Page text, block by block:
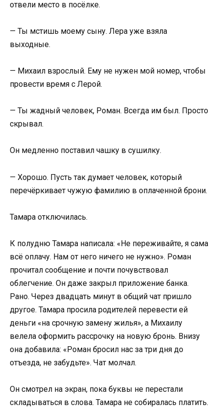
отвели место в посёлке.
— Ты мстишь моему сыну. Лера уже взяла
выходные.
— Михаил взрослый. Ему не нужен мой номер, чтобы
провести время с Лерой.
— Ты жадный человек, Роман. Всегда им был. Просто
скрывал.
Он медленно поставил чашку в сушилку.
— Хорошо. Пусть так думает человек, который
перечёркивает чужую фамилию в оплаченной брони.
Тамара отключилась.
К полудню Тамара написала: «Не переживайте, я сама
всё оплачу. Нам от него ничего не нужно». Роман
прочитал сообщение и почти почувствовал
облегчение. Он даже закрыл приложение банка.
Рано. Через двадцать минут в общий чат пришло
другое. Тамара просила родителей перевести ей
деньги «на срочную замену жилья», а Михаилу
велела оформить рассрочку на новую бронь. Внизу
она добавила: «Роман бросил нас за три дня до
отъезда, не забудьте». Чат молчал.
Он смотрел на экран, пока буквы не перестали
складываться в слова. Тамара не собиралась платить.